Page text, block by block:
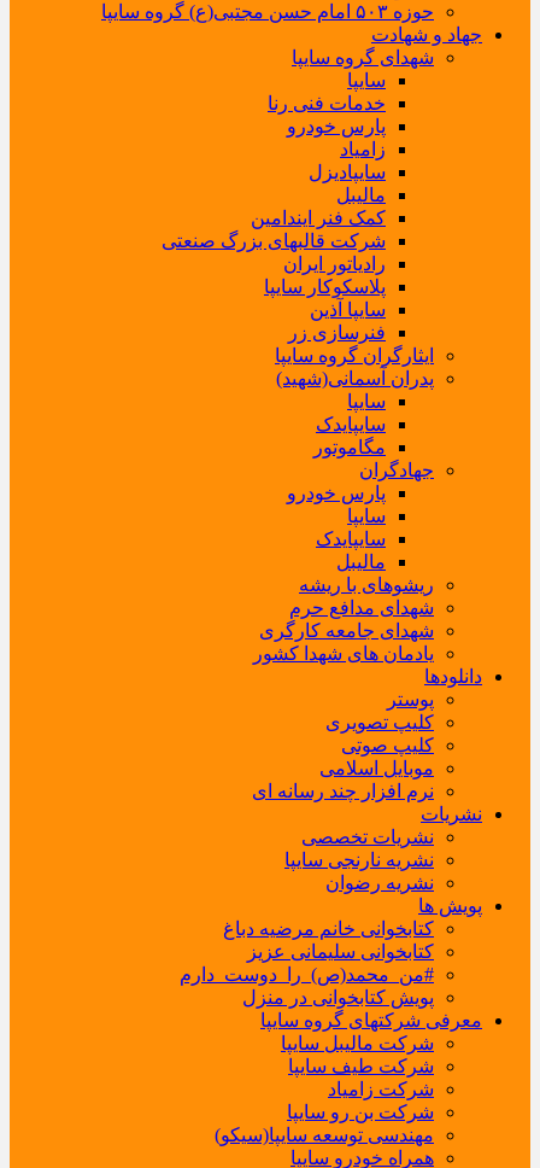
حوزه ۵۰۳ امام حسن مجتبی(ع) گروه سایپا
جهاد و شهادت
شهدای گروه سایپا
سایپا
خدمات فنی رنا
پارس خودرو
زامیاد
سایپادیزل
مالیبل
کمک فنر ایندامین
شرکت قالبهای بزرگ صنعتی
رادیاتور ایران
پلاسکوکار سایپا
سایپا آذین
فنرسازی زر
ایثارگران گروه سایپا
پدران آسمانی(شهید)
سایپا
سایپایدک
مگاموتور
جهادگران
پارس خودرو
سایپا
سایپایدک
مالیبل
ریشوهای با ریشه
شهدای مدافع حرم
شهدای جامعه کارگری
یادمان های شهدا کشور
دانلودها
پوستر
کلیپ تصویری
کلیپ صوتی
موبایل اسلامی
نرم افزار چند رسانه ای
نشریات
نشریات تخصصی
نشریه نارنجی سایپا
نشریه رضوان
پویش ها
کتابخوانی خانم مرضیه دباغ
کتابخوانی سلیمانی عزیز
#من_محمد(ص)_را_دوست_دارم
پویش کتابخوانی در منزل
معرفی شرکتهای گروه سایپا
شرکت مالیبل سایپا
شرکت طیف سایپا
شرکت زامیاد
شرکت بن رو سایپا
مهندسی توسعه سایپا(سیکو)
همراه خودرو سایپا